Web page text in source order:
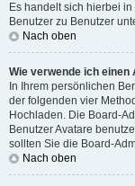
Es handelt sich hierbei
Benutzer zu Benutzer
Nach oben
Wie verwende ich einen
In Ihrem persönlichen
der folgenden vier
Hochladen. Die Board-
Benutzer Avatare
sollten Sie die Board-
Nach oben